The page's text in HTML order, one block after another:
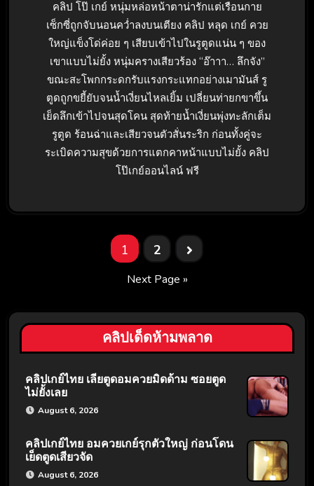
คลิป โป๊ เกย์ หนุ่มหล่อหน้าตาน่ารักแต่เรือนกาย
เซ็กซี่ถูกจับนอนคว่ำลงบนเตียง คลิป หลุด เกย์ ควย
ใหญ่แข็งโด่ค่อย ๆ เสียบเข้าไปในรูตูดแน่น ๆ ของ
เขาแบบไม่ยั้ง หนุ่มครางเสียวร้อง “อ๊าาา… ลึกจัง”
ขณะสะโพกกระดกรับแรงกระแทกอย่างเมามันส์ รู
ตูดถูกขยี้ยับจนน้ำเงี่ยนไหลเยิ้ม เปลี่ยนท่ายกขาขึ้น
เย็ดลึกเข้าไปจนสุดโคน สุดท้ายน้ำเงี่ยนพุ่งทะลักเต็ม
รูตูด ร้อนฉ่าและเสียวจนตัวสั่นระริก ก่อนทั้งคู่จะ
ระเบิดความสุขด้วยการแตกคาหน้าแบบไม่ยั้ง คลิป
โป๊เกย์ออนไลน์ ฟรี
1 2
Next Page »
คลิปเด็ดห้ามพลาด
คลิปเกย์ไทย เลียตูดอมควยมิดด้าม ซอยตูด
ไม่ยั้งเลย
August 6, 2026
คลิปเกย์ไทย อมควยเกย์รุกตัวใหญ่ ก่อนโดน
เย็ดตูดเสียวจัด
August 6, 2026